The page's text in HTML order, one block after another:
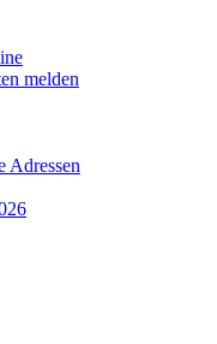
melden
Adressen